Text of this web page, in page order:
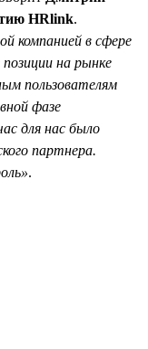
HRlink.
компанией в сфере
на рынке
пользователям
фазе
для нас было
партнера.
.